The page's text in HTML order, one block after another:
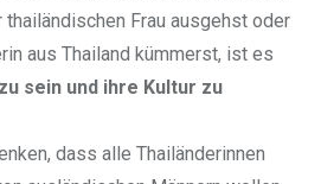
thailändischen Frau ausgehst oder
aus Thailand kümmerst, ist es
sein und ihre Kultur zu
dass alle Thailänderinnen